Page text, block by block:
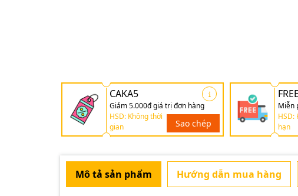
CAKA5
Giảm 5.000đ giá trị đơn hàng
HSD: Không thời
gian
Sao chép
Miễn
HSD:
hạn
Mô tả sản phẩm Hướng dẫn mua hàng